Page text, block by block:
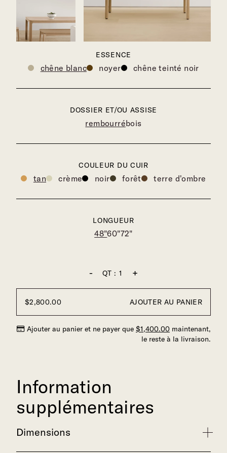
ESSENCE
chêne blanc noyer chêne teinté noir
DOSSIER ET/OU ASSISE
rembourrébois
COULEUR DU CUIR
tan crème noir forêt terre d'ombre
LONGUEUR
48"60"72"
- QT : 1 +
$2,800.00 AJOUTER AU PANIER
Ajouter au panier et ne payer que $1,400.00 maintenant,
le reste à la livraison.
Information
supplémentaires
Dimensions